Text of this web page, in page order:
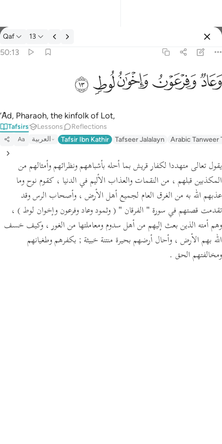
Tafsir: Qaf 50:13
Qaf 13
50:13
وَعَادٌۭ وَفِرْعَوْنُ وَإِخْوَٰنُ لُوطٍۢ ١٣
ﲳﲴﲵﲶﲷ
’Ȃd, Pharaoh, the kinfolk of Lot,
Tafsirs Lessons Reflections
Aa العربية Tafsir Ibn Kathir Tafseer Jalalayn Arabic Tanweer
يقول تعالى متهددا لكفار قريش بما أحله بأشباههم ونظرائهم وأمثالهم من
المكذبين قبلهم ، من النقمات والعذاب الأليم في الدنيا ، كقوم نوح وما
عذبهم الله به من الغرق العام لجميع أهل الأرض ، وأصحاب الرس وقد
تقدمت قصتهم في سورة " الفرقان " ( وثمود وعاد وفرعون وإخوان لوط ) ،
وهم أمته الذين بعث إليهم من أهل سدوم ومعاملتها من الغور ، وكيف خسف
الله بهم الأرض ، وأحال أرضهم بحيرة منتنة خبيثة ; بكفرهم وطغيانهم
ومخالفتهم الحق .